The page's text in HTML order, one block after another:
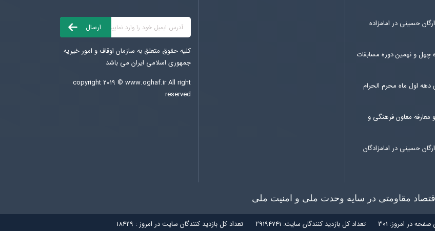
حسینی در امامزاده
چهل و نهمین دوره مسابقات
دهه اول ماه محرم الحرام
معارفه معاون فرهنگی و
حسینی در امامزادگان
کلیه حقوق متعلق به سازمان اوقاف و امور خیریه
جمهوری اسلامی ایران می باشد
copyright ۲۰۱۹ © www.oghaf.irAll right
reserved
اقتصاد مقاومتی در سایه وحدت ملی و امنیت ملی
صفحه در امروز: 301 تعداد کل بازديد کنندگان سايت: 29194741 تعداد کل بازديد کنندگان سایت در امروز : 18429